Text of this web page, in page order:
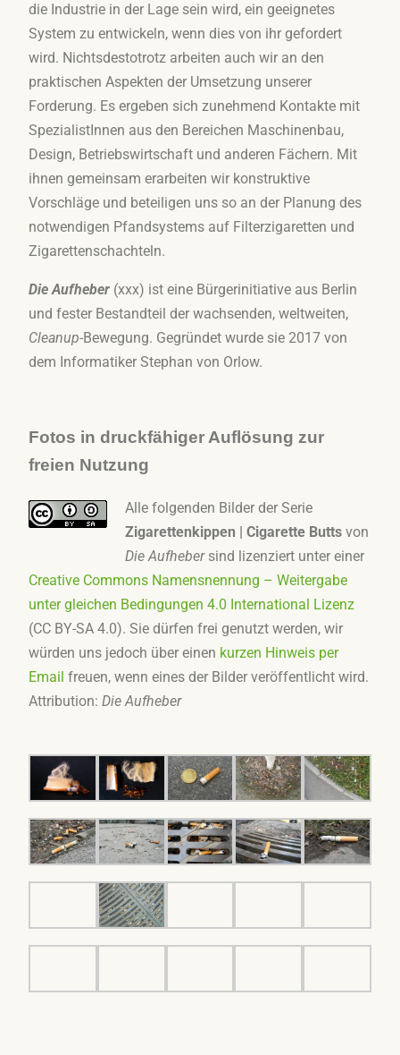
die Industrie in der Lage sein wird, ein geeignetes
System zu entwickeln, wenn dies von ihr gefordert
wird. Nichtsdestotrotz arbeiten auch wir an den
praktischen Aspekten der Umsetzung unserer
Forderung. Es ergeben sich zunehmend Kontakte mit
SpezialistInnen aus den Bereichen Maschinenbau,
Design, Betriebswirtschaft und anderen Fächern. Mit
ihnen gemeinsam erarbeiten wir konstruktive
Vorschläge und beteiligen uns so an der Planung des
notwendigen Pfandsystems auf Filterzigaretten und
Zigarettenschachteln.
Die Aufheber(xxx) ist eine Bürgerinitiative aus Berlin
und fester Bestandteil der wachsenden, weltweiten,
Cleanup-Bewegung. Gegründet wurde sie 2017 von
dem Informatiker Stephan von Orlow.
Fotos in druckfähiger Auflösung zur
freien Nutzung
Alle folgenden Bilder der Serie
Zigarettenkippen | Cigarette Buttsvon
Die Aufhebersind lizenziert unter einer
Creative Commons Namensnennung – Weitergabe
unter gleichen Bedingungen 4.0 International Lizenz
(CC BY-SA 4.0). Sie dürfen frei genutzt werden, wir
würden uns jedoch über einen kurzen Hinweis per
Email freuen, wenn eines der Bilder veröffentlicht wird.
Attribution: Die Aufheber